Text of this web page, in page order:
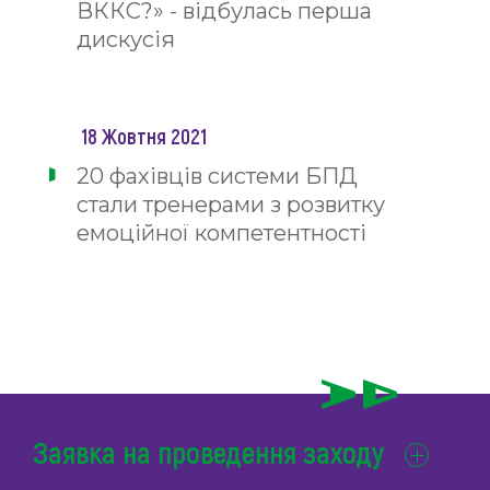
ВККС?» - відбулась перша
дискусія
18 Жовтня 2021
20 фахівців системи БПД
стали тренерами з розвитку
емоційної компетентності
Заявка на проведення заходу